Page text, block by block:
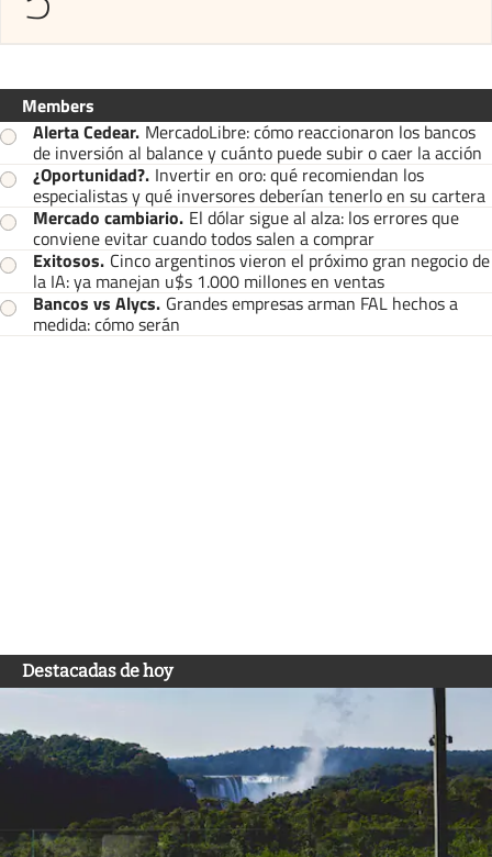
Members
Alerta Cedear. MercadoLibre: cómo reaccionaron los bancos
de inversión al balance y cuánto puede subir o caer la acción
¿Oportunidad?. Invertir en oro: qué recomiendan los
especialistas y qué inversores deberían tenerlo en su cartera
Mercado cambiario. El dólar sigue al alza: los errores que
conviene evitar cuando todos salen a comprar
Exitosos. Cinco argentinos vieron el próximo gran negocio de
la IA: ya manejan u$s 1.000 millones en ventas
Bancos vs Alycs. Grandes empresas arman FAL hechos a
medida: cómo serán
Destacadas de hoy